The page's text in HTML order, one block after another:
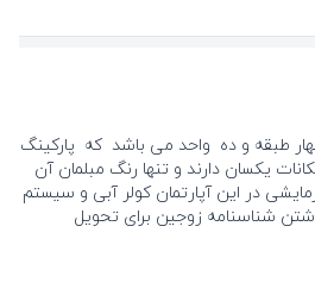
طبقه و ده واحد می باشد که پارکینگ
یکسان دارند و تنها رنگ مبلمان آن
در این آپارتمان کولر آبی و سیستم
شناسنامه زوجین برای تحویل